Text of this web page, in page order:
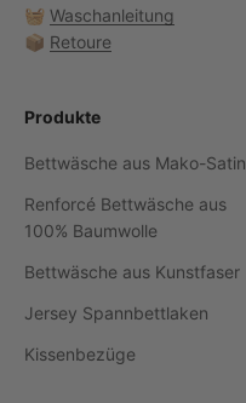
🧺 Waschanleitung
📦 Retoure
Produkte
Bettwäsche aus Mako-Satin
Renforcé Bettwäsche aus
100% Baumwolle
Bettwäsche aus Kunstfaser
Jersey Spannbettlaken
Kissenbezüge